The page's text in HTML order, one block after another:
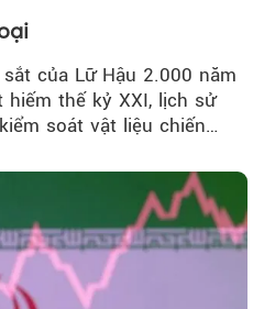
của Lữ Hậu 2.000 năm
thế kỷ XXI, lịch sử
soát vật liệu chiến